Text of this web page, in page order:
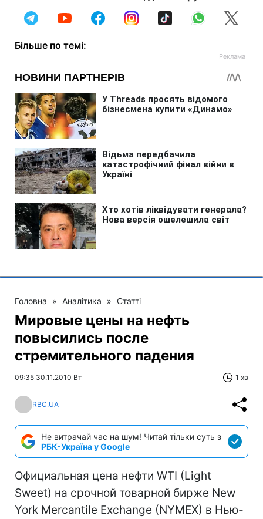
Більше по темі:
Головна » Аналітика » Статті
Мировые цены на нефть
повысились после
стремительного падения
09:35 30.11.2010 Вт 1 хв
RBC.UA
Не витрачай час на шум! Читай тільки суть з
РБК-Україна у Google
Официальная цена нефти WTI (Light
Sweet) на срочной товарной бирже New
York Mercantile Exchange (NYMEX) в Нью-